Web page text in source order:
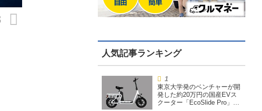
東京大学発のベンチャーが開
発した約20万円の国産EVス
クーター「EcoSlide Pro」が